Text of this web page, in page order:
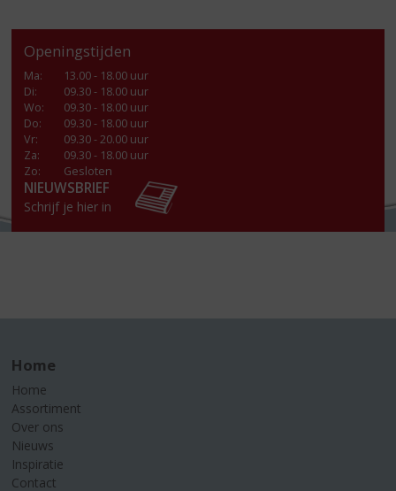
Openingstijden
Ma:
13.00 - 18.00 uur
Di:
09.30 - 18.00 uur
Wo:
09.30 - 18.00 uur
Do:
09.30 - 18.00 uur
Vr:
09.30 - 20.00 uur
Za:
09.30 - 18.00 uur
Zo:
Gesloten
NIEUWSBRIEF
Schrijf je hier in
Home
Home
Assortiment
Over ons
Nieuws
Inspiratie
Contact